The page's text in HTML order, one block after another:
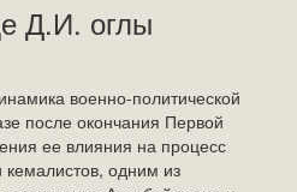
Д.И. оглы
военно-политической
после окончания Первой
ее влияния на процесс
одним из